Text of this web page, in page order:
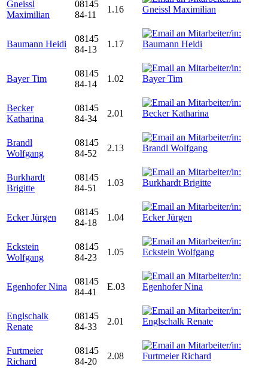
Gneissl
Maximilian
08145
84-11
1.16
Baumann Heidi
08145
84-13
1.17
Bayer Tim
08145
84-14
1.02
Becker
Katharina
08145
84-34
2.01
Brandl
Wolfgang
08145
84-52
2.13
Burkhardt
Brigitte
08145
84-51
1.03
Ecker Jürgen
08145
84-18
1.04
Eckstein
Wolfgang
08145
84-23
1.05
Egenhofer Nina
08145
84-41
E.03
Englschalk
Renate
08145
84-33
2.01
Furtmeier
Richard
08145
84-20
2.08